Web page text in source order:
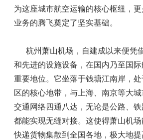
为这座城市航空运输的核心枢纽，更
业务的腾飞奠定了坚实基础。
杭州萧山机场，自建成以来便凭
和先进的设施设备，在国内乃至国
重要地位。它坐落于钱塘江南岸，
区的核心地带，与上海、南京等大
交通网络四通八达，无论是公路、铁
都能实现无缝对接。这使得萧山机
快递货物集散到全国各地，极大地